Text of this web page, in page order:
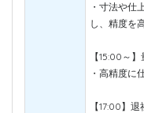
・寸法や仕
し、精度を
【15:00～
・高精度に
【17:00】退